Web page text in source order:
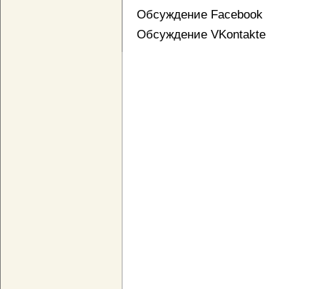
Обсуждение Facebook
Обсуждение VKontakte